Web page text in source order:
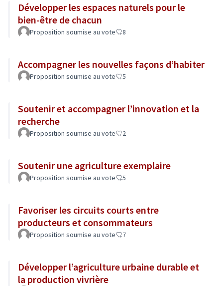
Développer les espaces naturels pour le
bien-être de chacun
Proposition soumise au vote 8
Accompagner les nouvelles façons d’habiter
Proposition soumise au vote 5
Soutenir et accompagner l’innovation et la
recherche
Proposition soumise au vote 2
Soutenir une agriculture exemplaire
Proposition soumise au vote 5
Favoriser les circuits courts entre
producteurs et consommateurs
Proposition soumise au vote 7
Développer l’agriculture urbaine durable et
la production vivrière